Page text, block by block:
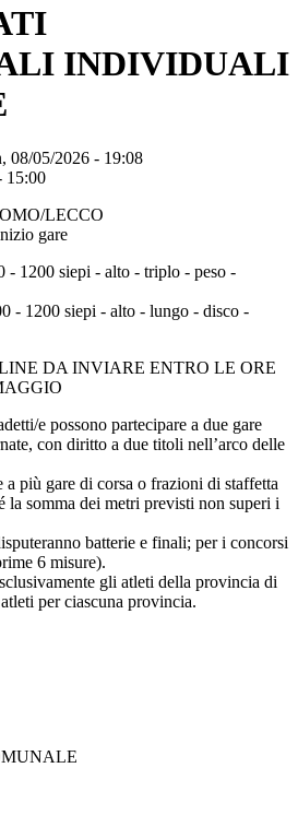
INDIVIDUALI
08/05/2026 - 19:08
15:00
LECCO
gare
- 1200 siepi - alto - triplo - peso -
- 1200 siepi - alto - lungo - disco -
DA INVIARE ENTRO LE ORE
e possono partecipare a due gare
con diritto a due titoli nell’arco delle
a più gare di corsa o frazioni di staffetta
la somma dei metri previsti non superi i
batterie e finali; per i concorsi
6 misure).
gli atleti della provincia di
per ciascuna provincia.